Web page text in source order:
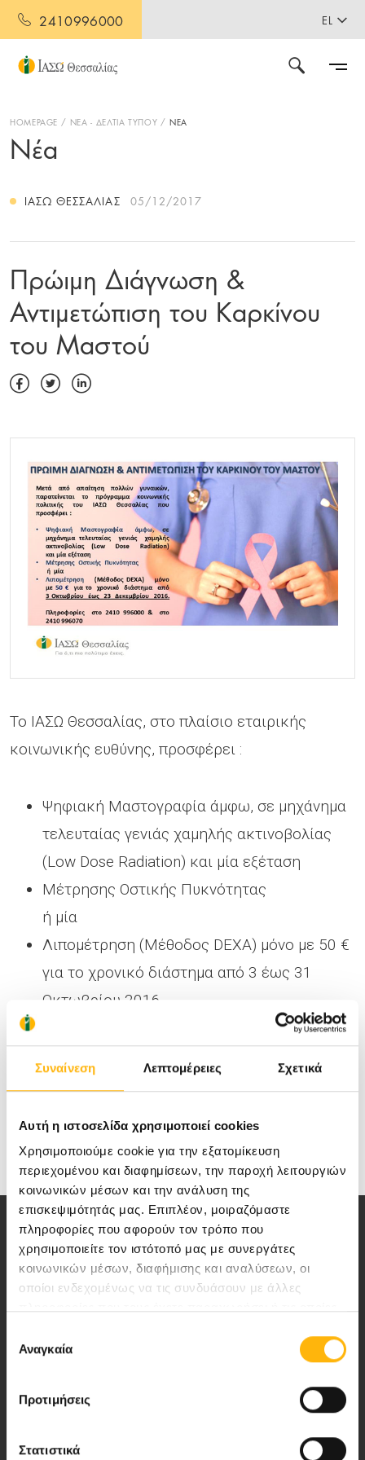
Συναίνεση Λεπτομέρειες Σχετικά
Αυτή η ιστοσελίδα χρησιμοποιεί cookies
Χρησιμοποιούμε cookie για την εξατομίκευση
περιεχομένου και διαφημίσεων, την παροχή λειτουργιών
κοινωνικών μέσων και την ανάλυση της
επισκεψιμότητάς μας. Επιπλέον, μοιραζόμαστε
πληροφορίες που αφορούν τον τρόπο που
χρησιμοποιείτε τον ιστότοπό μας με συνεργάτες
κοινωνικών μέσων, διαφήμισης και αναλύσεων, οι
οποίοι ενδεχομένως να τις συνδυάσουν με άλλες
των υπηρεσιών τους.
συγκατάθεσης
Αναγκαία
Προτιμήσεις
Στατιστικά
2410996000 EL
HOMEPAGE ΝΕΑ - ΔΕΛΤΙΑ ΤΥΠΟΥ ΝΕΑ
Νέα
ΙΑΣΩ ΘΕΣΣΑΛΊΑΣ 05/12/2017
Πρώιμη Διάγνωση &
Αντιμετώπιση του Καρκίνου
του Μαστού
Το ΙΑΣΩ Θεσσαλίας, στο πλαίσιο εταιρικής
κοινωνικής ευθύνης, προσφέρει :
Ψηφιακή Μαστογραφία άμφω, σε μηχάνημα
τελευταίας γενιάς χαμηλής ακτινοβολίας
(Low Dose Radiation) και μία εξέταση
Μέτρησης Οστικής Πυκνότητας
ή μία
Λιπομέτρηση (Μέθοδος DEXA) μόνο με 50 €
για το χρονικό διάστημα από 3 έως 31
Οκτωβρίου 2016.
Πληροφορίες στο2410 996000& στο2410
996070
υγείας.